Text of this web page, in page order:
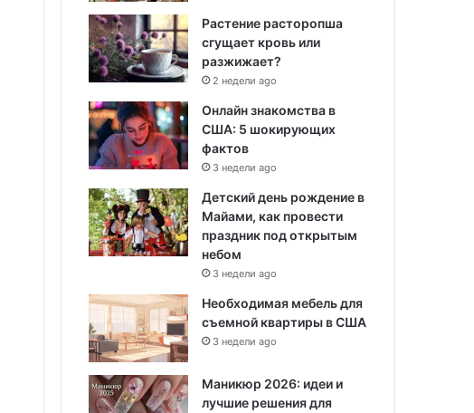
Растение расторопша
сгущает кровь или
разжижает?
2 недели ago
Онлайн знакомства в
США: 5 шокирующих
фактов
3 недели ago
Детский день рождение в
Майами, как провести
праздник под открытым
небом
3 недели ago
Необходимая мебель для
съемной квартиры в США
3 недели ago
Маникюр 2026: идеи и
лучшие решения для